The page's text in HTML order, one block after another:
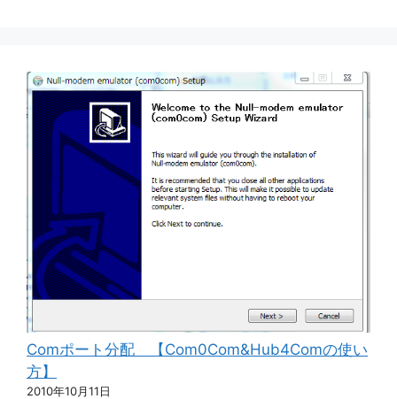
Comポート分配 【Com0Com&Hub4Comの使い
方】
2010年10月11日